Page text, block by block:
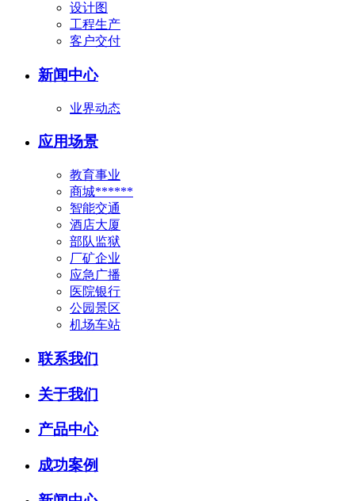
设计图
工程生产
客户交付
新闻中心
业界动态
应用场景
教育事业
商城******
智能交通
酒店大厦
部队监狱
厂矿企业
应急广播
医院银行
公园景区
机场车站
联系我们
关于我们
产品中心
成功案例